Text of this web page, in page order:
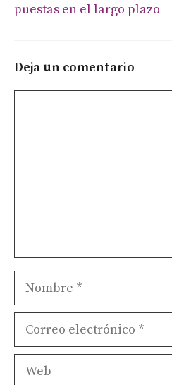
puestas en el largo plazo
Deja un comentario
Nombre
Correo
Web